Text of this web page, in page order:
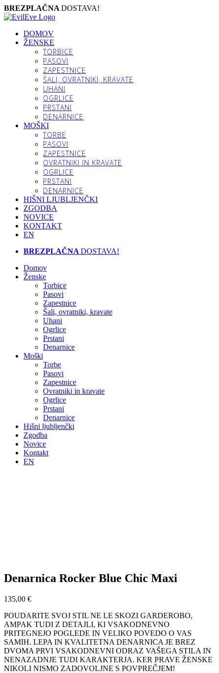
BREZPLAČNA DOSTAVA!
DOMOV
ŽENSKE
TORBICE
PASOVI
ZAPESTNICE
ŠALI, OVRATNIKI, KRAVATE
UHANI
OGRLICE
PRSTANI
DENARNICE
MOŠKI
TORBE
PASOVI
ZAPESTNICE
OVRATNIKI IN KRAVATE
OGRLICE
PRSTANI
DENARNICE
HIŠNI LJUBLJENČKI
ZGODBA
NOVICE
KONTAKT
EN
BREZPLAČNA DOSTAVA!
Domov
Ženske
Torbice
Pasovi
Zapestnice
Šali, ovratniki, kravate
Uhani
Ogrlice
Prstani
Denarnice
Moški
Torbe
Pasovi
Zapestnice
Ovratniki in kravate
Ogrlice
Prstani
Denarnice
Hišni ljubljenčki
Zgodba
Novice
Kontakt
EN
Denarnica Rocker Blue Chic Maxi
135,00 €
POUDARITE SVOJ STIL NE LE SKOZI GARDEROBO,
AMPAK TUDI Z DETAJLI, KI VSAKODNEVNO
PRITEGNEJO POGLEDE IN VELIKO POVEDO O VAS
SAMIH. LEPA IN KVALITETNA DENARNICA JE BREZ
DVOMA PRVI VSAKODNEVNI ODRAZ VAŠEGA STILA IN
NENAZADNJE TUDI KARAKTERJA. KER PRAVE ŽENSKE
NIKOLI NISMO ZADOVOLJNE S POVPREČJEM!